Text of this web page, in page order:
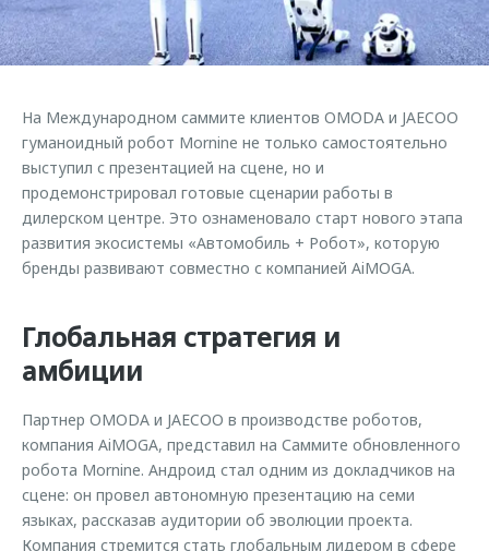
Страхование
Кредитный калькулятор
Одежда и сувениры
Оригинальные аксессуары
Запчасти
Трейд-ин
Клиентская поддержка
O&J Автоклуб
Приложение O&J
Аксессуары
Одежда и сувениры
Оригинальные аксессуары
Обратная связь
На Международном саммите клиентов OMODA и JAECOO
гуманоидный робот Mornine не только самостоятельно
выступил с презентацией на сцене, но и
продемонстрировал готовые сценарии работы в
дилерском центре. Это ознаменовало старт нового этапа
развития экосистемы «Автомобиль + Робот», которую
бренды развивают совместно с компанией AiMOGA.
Глобальная стратегия и
амбиции
Партнер OMODA и JAECOO в производстве роботов,
компания AiMOGA, представил на Саммите обновленного
робота Mornine. Андроид стал одним из докладчиков на
сцене: он провел автономную презентацию на семи
языках, рассказав аудитории об эволюции проекта.
Компания стремится стать глобальным лидером в сфере